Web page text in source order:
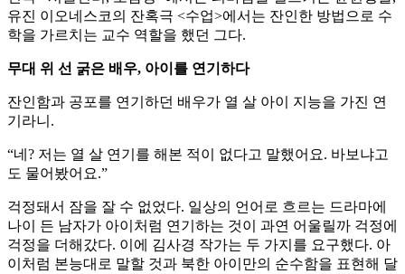
유진 이오네스코의 잔혹극 <수업>에서는 잔인한 방법으로 수
학을 가르치는 교수 역할을 했던 그다.
무대 위 선 굵은 배우, 아이를 연기하다
잔인함과 공포를 연기하던 배우가 열 살 아이 지능을 가진 연
기라니.
“네? 저는 열 살 연기를 해본 적이 없다고 말했어요. 바보냐고
도 물어봤어요.”
걱정돼서 잠을 잘 수 없었다. 일상의 언어로 흐르는 드라마에
나이 든 남자가 아이처럼 연기하는 것이 과연 어울릴까 걱정에
걱정을 더해갔다. 이에 김사경 작가는 두 가지를 요구했다. 아
이처럼 본능대로 말할 것과 북한 아이만의 순수함을 표현해 달